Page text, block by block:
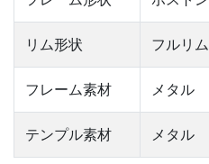
リム形状 フルリム
フレーム素材 メタル
テンプル素材 メタル